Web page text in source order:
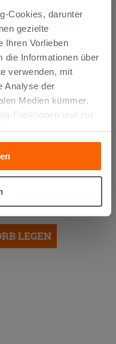
Cookies, darunter
gezielte
Ihren Vorlieben
die Informationen über
verwenden, mit
Analyse der
Medien kümmer,
Funktionen und zur
könnten sie mit
geliefert haben oder
ihrer Dienste
Sie mehr wissen
allen oder einigen
die Schaltfläche
LEGEN